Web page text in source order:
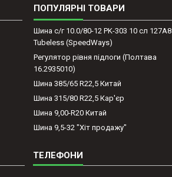
ПОПУЛЯРНІ ТОВАРИ
Шина с/г 10.0/80-12 PK-303 10 сл 127A8
Tubeless (SpeedWays)
Регулятор рівня підлоги (Полтава
16.2935010)
Шина 385/65 R22,5 Китай
Шина 315/80 R22,5 Кар'єр
Шина 9,00-R20 Китай
Шина 9,5-32 "Хіт продажу"